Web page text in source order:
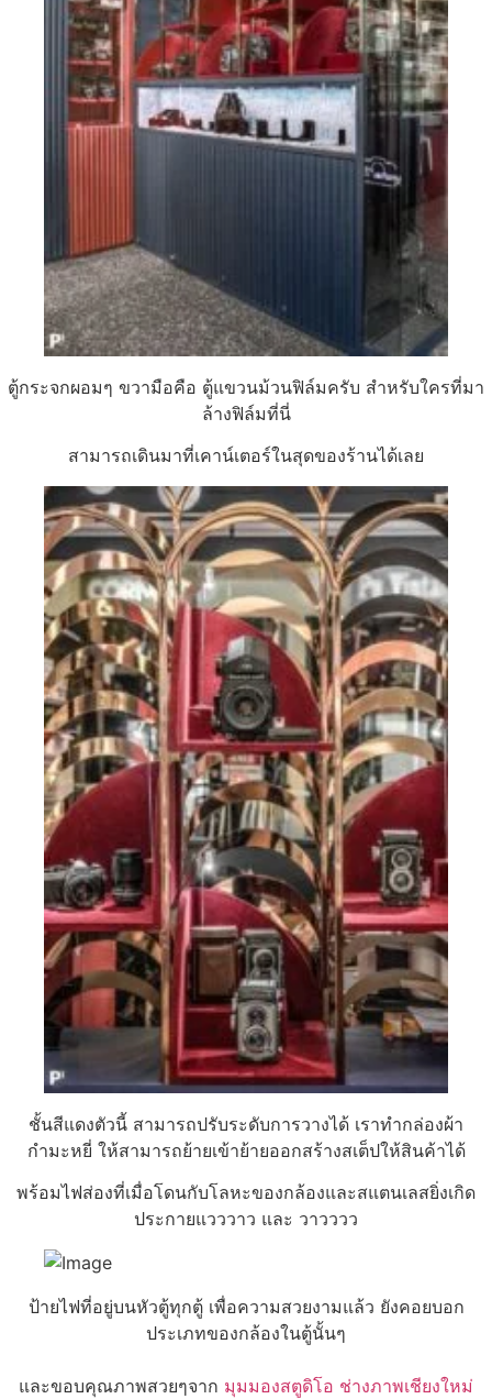
ตู้กระจกผอมๆ ขวามือคือ ตู้แขวนม้วนฟิล์มครับ สำหรับใครที่มา
ล้างฟิล์มที่นี่
สามารถเดินมาที่เคาน์เตอร์ในสุดของร้านได้เลย
ชั้นสีแดงตัวนี้ สามารถปรับระดับการวางได้ เราทำกล่องผ้า
กำมะหยี่ ให้สามารถย้ายเข้าย้ายออกสร้างสเต็ปให้สินค้าได้
พร้อมไฟส่องที่เมื่อโดนกับโลหะของกล้องและสแตนเลสยิ่งเกิด
ประกายแวววาว และ วาวววว
ป้ายไฟที่อยู่บนหัวตู้ทุกตู้ เพื่อความสวยงามแล้ว ยังคอยบอก
ประเภทของกล้องในตู้นั้นๆ
และขอบคุณภาพสวยๆจาก มุมมองสตูดิโอ ช่างภาพเชียงใหม่